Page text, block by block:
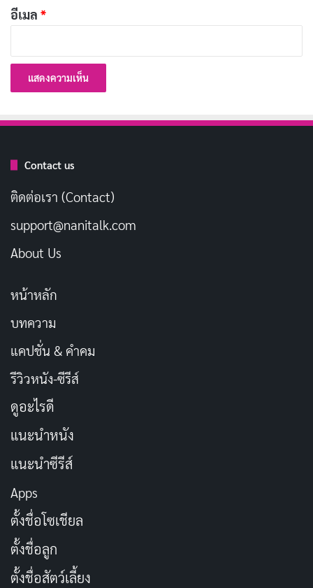
สวัสดีวันเสาร์
สวัสดีวันอาทิตย์
อีเมล *
Contact us
ติดต่อเรา (Contact)
support@nanitalk.com
About Us
หน้าหลัก
บทความ
แคปชั่น & คำคม
รีวิวหนัง-ซีรีส์
ดูอะไรดี
แนะนำหนัง
แนะนำซีรีส์
Apps
ตั้งชื่อโซเชียล
ตั้งชื่อลูก
ตั้งชื่อสัตว์เลี้ยง